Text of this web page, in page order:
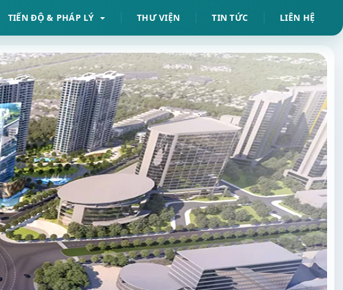
TIẾN ĐỘ & PHÁP LÝ THƯ VIỆN TIN TỨC LIÊN HỆ